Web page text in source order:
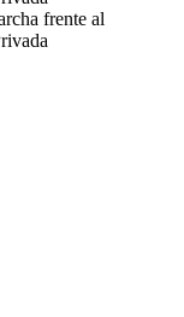
frente al